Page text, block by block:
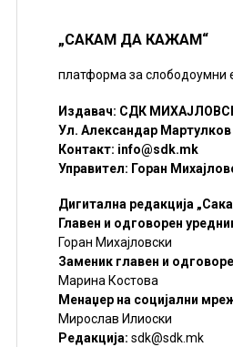
„САКАМ ДА КАЖАМ“
платформа за слободоумни
Издавач: СДК
Ул. Александар Мартулков
Контакт: info@sdk.mk
Управител: Горан
Дигитална редакција
Главен и одговорен
Горан Михајловски
Заменик главен и
Марина Костова
Менаџер на социјални
Мирослав Илиоски
Редакцијa: sdk@sdk.mk